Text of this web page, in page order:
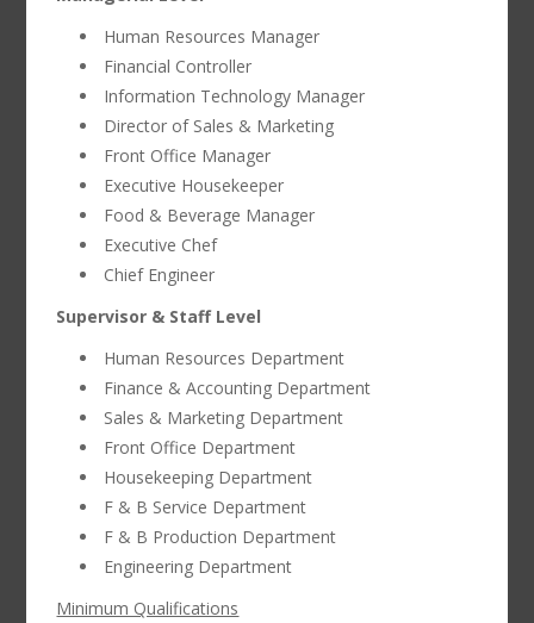
Human Resources Manager
Financial Controller
Information Technology Manager
Director of Sales & Marketing
Front Office Manager
Executive Housekeeper
Food & Beverage Manager
Executive Chef
Chief Engineer
Supervisor & Staff Level
Human Resources Department
Finance & Accounting Department
Sales & Marketing Department
Front Office Department
Housekeeping Department
F & B Service Department
F & B Production Department
Engineering Department
Minimum Qualifications